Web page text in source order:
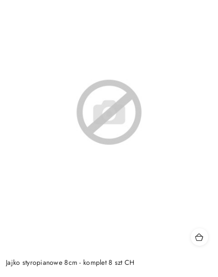
Jajko styropianowe 8cm - komplet 8 szt CH